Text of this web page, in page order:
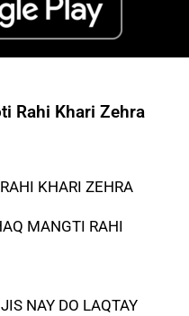
Rahi Khari Zehra
KHARI ZEHRA
MANGTI RAHI
NAY DO LAQTAY